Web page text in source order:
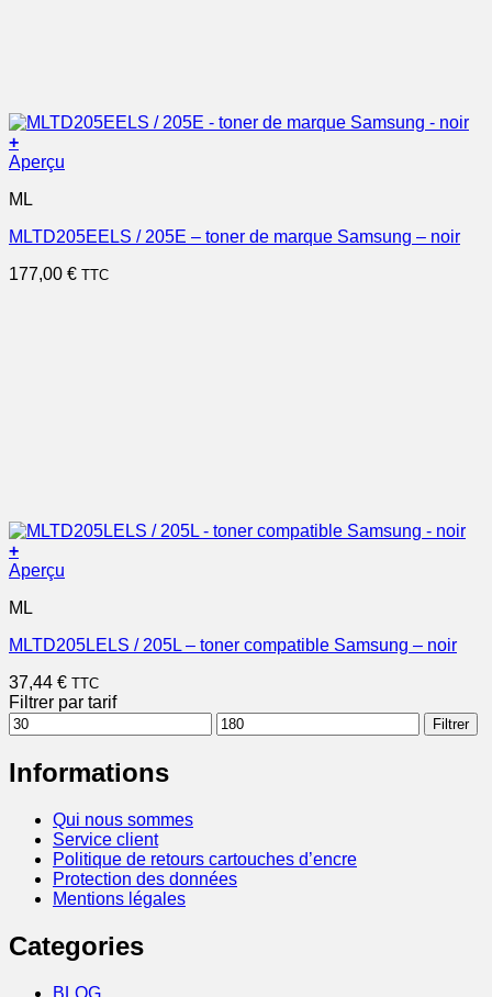
+
Aperçu
ML
MLTD205EELS / 205E – toner de marque Samsung – noir
177,00 € TTC
+
Aperçu
ML
MLTD205LELS / 205L – toner compatible Samsung – noir
37,44 € TTC
Filtrer par tarif
Prix
min
Prix
max
Filtrer
Informations
Qui nous sommes
Service client
Politique de retours cartouches d’encre
Protection des données
Mentions légales
Categories
BLOG